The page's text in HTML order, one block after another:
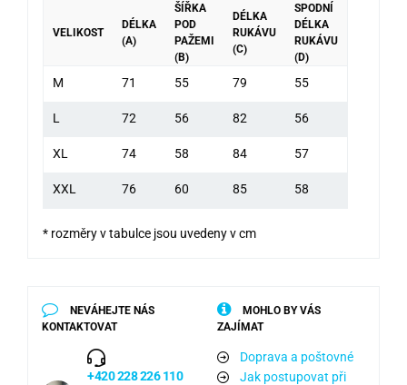
VELIKOST
DÉLKA
(A)
ŠÍŘKA
POD
PAŽEMI
(B)
DÉLKA
RUKÁVU
(C)
SPODNÍ
DÉLKA
RUKÁVU
(D)
M 71 55 79 55
L 72 56 82 56
XL 74 58 84 57
XXL 76 60 85 58
* rozměry v tabulce jsou uvedeny v cm
NEVÁHEJTE NÁS
KONTAKTOVAT
+420 228 226 110
MOHLO BY VÁS
ZAJÍMAT
Doprava a poštovné
Jak postupovat při